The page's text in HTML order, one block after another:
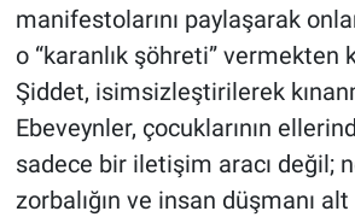
manifestolarını paylaşarak
o “karanlık şöhreti” vermekten
Şiddet, isimsizleştirilerek
Ebeveynler, çocuklarının
sadece bir iletişim aracı değil;
zorbalığın ve insan düşmanı